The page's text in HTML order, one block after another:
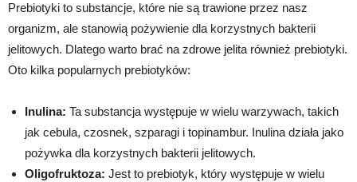
Prebiotyki to substancje, które nie są trawione przez nasz
organizm, ale stanowią pożywienie dla korzystnych bakterii
jelitowych. Dlatego warto brać na zdrowe jelita również prebiotyki.
Oto kilka popularnych prebiotyków:
Inulina: Ta substancja występuje w wielu warzywach, takich
jak cebula, czosnek, szparagi i topinambur. Inulina działa jako
pożywka dla korzystnych bakterii jelitowych.
Oligofruktoza: Jest to prebiotyk, który występuje w wielu